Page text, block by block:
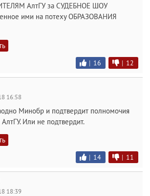
АлтГУ за СУДЕБНОЕ ШОУ
ими на потеху ОБРАЗОВАНИЯ
| 16 | 12
16:58
Минобр и подтвердит полномочия
АлтГУ. Или не подтвердит.
| 14 | 11
18:39